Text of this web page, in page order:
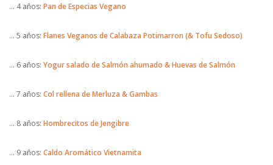
… 4 años: Pan de Especias Vegano
… 5 años: Flanes Veganos de Calabaza Potimarron (& Tofu Sedoso)
… 6 años: Yogur salado de Salmón ahumado & Huevas de Salmón
… 7 años: Col rellena de Merluza & Gambas
… 8 años: Hombrecitos de Jengibre
… 9 años: Caldo Aromático Vietnamita